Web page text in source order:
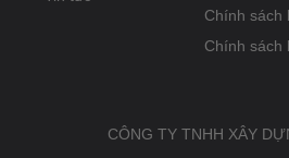
Chính sách
Chính sách
CÔNG TY TNHH XÂY